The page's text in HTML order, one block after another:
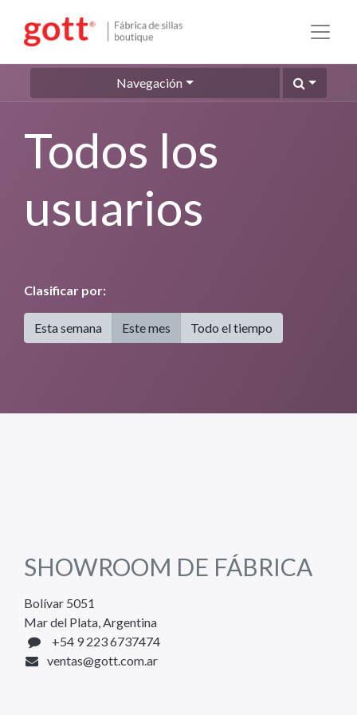
Navegación
Todos los
usuarios
Clasificar por:
Esta semana Este mes Todo el tiempo
SHOWROOM DE FÁBRICA
Bolívar 5051
Mar del Plata, Argentina
+54 9 223 6737474
ventas@gott.com.ar